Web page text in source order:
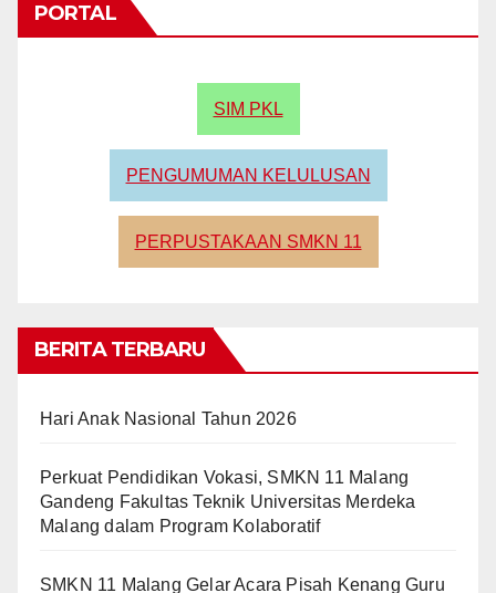
PORTAL
SIM PKL
PENGUMUMAN KELULUSAN
PERPUSTAKAAN SMKN 11
BERITA TERBARU
Hari Anak Nasional Tahun 2026
Perkuat Pendidikan Vokasi, SMKN 11 Malang
Gandeng Fakultas Teknik Universitas Merdeka
Malang dalam Program Kolaboratif
SMKN 11 Malang Gelar Acara Pisah Kenang Guru